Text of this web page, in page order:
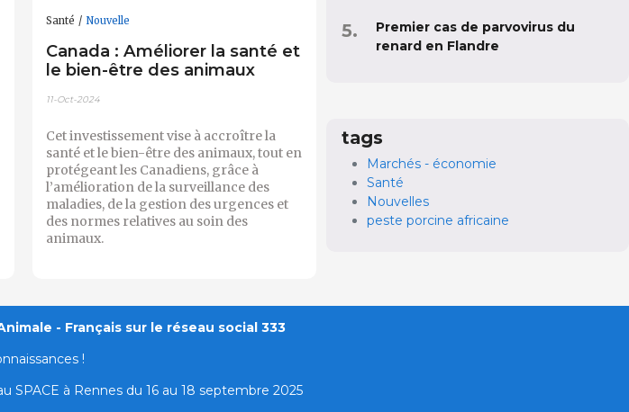
Santé Nouvelle
Canada : Améliorer la santé et
le bien-être des animaux
11-Oct-2024
Cet investissement vise à accroître la
santé et le bien-être des animaux, tout en
protégeant les Canadiens, grâce à
l’amélioration de la surveillance des
maladies, de la gestion des urgences et
des normes relatives au soin des
animaux.
Premier cas de parvovirus du
renard en Flandre
tags
Marchés - économie
Santé
Nouvelles
peste porcine africaine
- Français sur le réseau social 333
!
SPACE à Rennes du 16 au 18 septembre 2025